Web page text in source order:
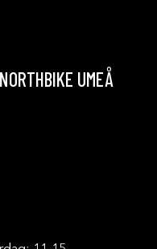
NORTHBIKE UMEÅ